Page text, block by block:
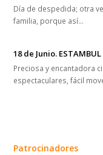
Día de despedida; otra
familia, porque así…
18 de Junio. ESTAMBUL
Preciosa y encantadora
espectaculares, fácil
Patrocinadores